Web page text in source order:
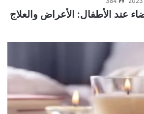
عند الأطفال: الأعراض والعلاج